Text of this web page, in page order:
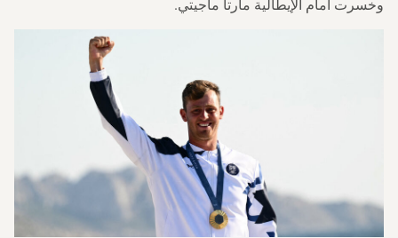
وخسرت أمام الإيطالية مارتا ماجيتي.